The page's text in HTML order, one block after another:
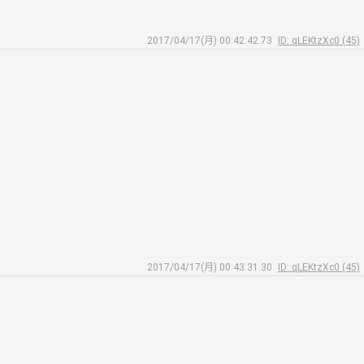
2017/04/17(月) 00:42:42.73
ID: qLEKtzXc0 (45)
2017/04/17(月) 00:43:31.30
ID: qLEKtzXc0 (45)